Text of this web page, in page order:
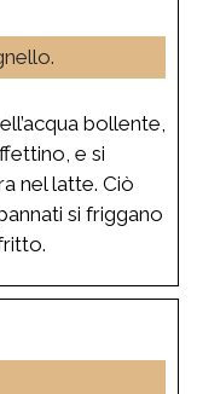
bollente,
e si
nel latte. Ciò
si friggano